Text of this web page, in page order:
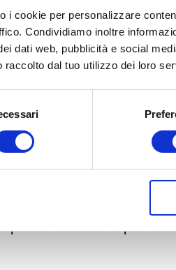
i cookie per personalizzare
Condividiamo inoltre
dati web, pubblicità e social
raccolto dal tuo utilizzo dei loro
mondo del motociclismo, le
ci si destreggia tra una
ripresa differisce tra un
custodia